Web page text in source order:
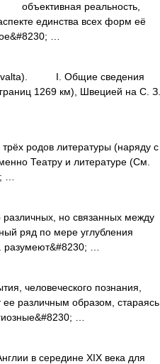
объективная реальность,
единства всех форм её
…
I. Общие сведения
1269 км), Швецией на С. З.
родов литературы (наряду с
Театру и литературе (См.
…
различных, но связанных между
ряд по мере углубления
…
человеческого познания,
различным образом, стараясь
…
в середине XIX века для